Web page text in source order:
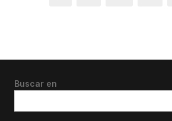
Buscar en